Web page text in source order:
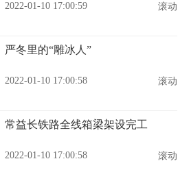
2022-01-10 17:00:59 滚动
严冬里的“雕冰人”
2022-01-10 17:00:58 滚动
常益长铁路全线箱梁架设完工
2022-01-10 17:00:58 滚动